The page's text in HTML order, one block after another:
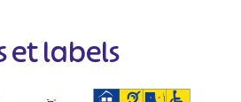
et labels